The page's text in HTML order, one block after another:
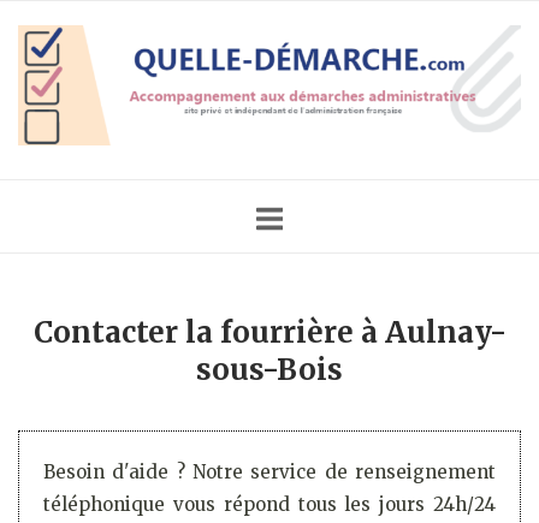
content
Home
Contacter la fourrière à Aulnay-
sous-Bois
Besoin d'aide ? Notre service de renseignement
téléphonique vous répond tous les jours 24h/24